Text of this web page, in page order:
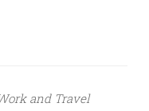
and Travel